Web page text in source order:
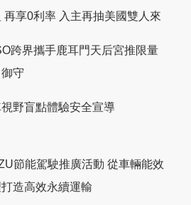
再享0利率 入主再抽美國雙人來
跨界攜手鹿耳門天后宮推限量
守
野盲點體驗安全宣導
節能駕駛推廣活動 從車輛能效
造高效永續運輸